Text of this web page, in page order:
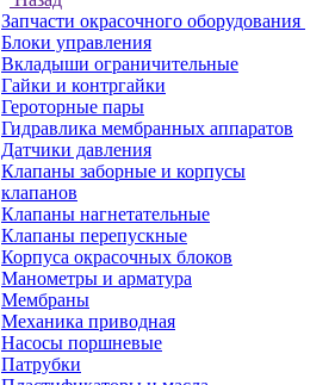
Запчасти окрасочного оборудования
Блоки управления
Вкладыши ограничительные
Гайки и контргайки
Героторные пары
Гидравлика мембранных аппаратов
Датчики давления
Клапаны заборные и корпусы
клапанов
Клапаны нагнетательные
Клапаны перепускные
Корпуса окрасочных блоков
Манометры и арматура
Мембраны
Механика приводная
Насосы поршневые
Патрубки